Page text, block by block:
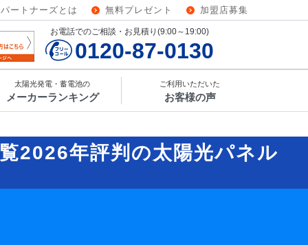
ートナーズとは 無料プレゼント 加盟店募集
お電話でのご相談・お見積り(9:00～19:00)
0120-87-0130
太陽光発電・蓄電池の
メーカーランキング
ご利用いただいた
お客様の声
2026年評判の太陽光パネル